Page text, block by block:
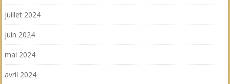
juillet 2024
juin 2024
mai 2024
avril 2024